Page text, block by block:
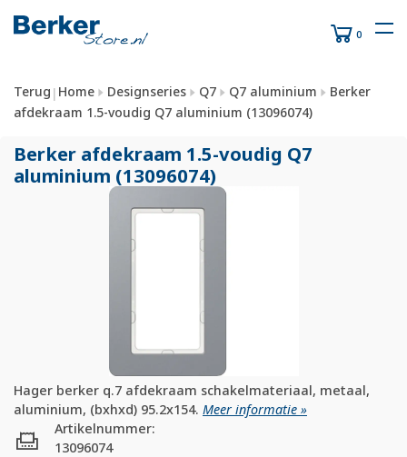
0
Terug | Home Designseries Q7 Q7 aluminium
Berker
afdekraam 1.5-voudig Q7 aluminium (13096074)
Berker afdekraam 1.5-voudig Q7
aluminium (13096074)
Hager berker q.7 afdekraam schakelmateriaal, metaal,
aluminium, (bxhxd) 95.2x154. Meer informatie »
Artikelnummer:
13096074